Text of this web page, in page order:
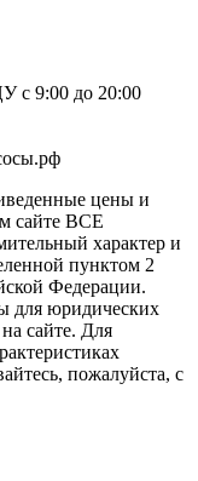
9:00 до 20:00
цены и
сайте ВСЕ
характер и
пунктoм 2
Федерации.
для юридических
сайте. Для
пожалуйста, с